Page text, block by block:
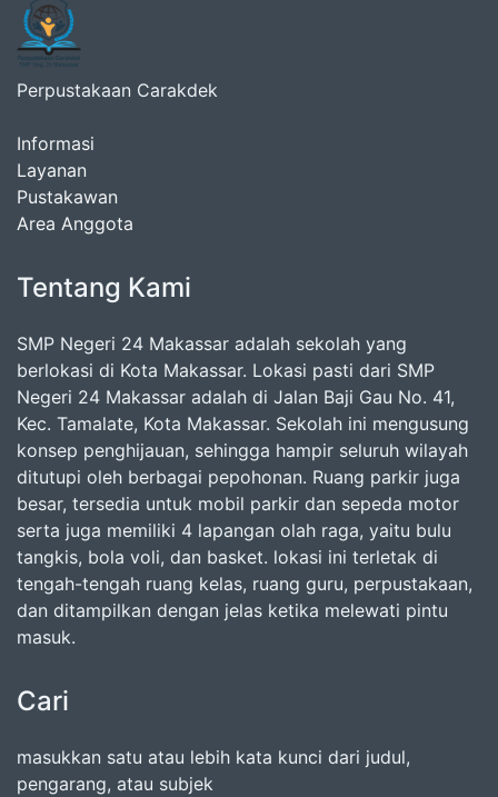
Perpustakaan Carakdek
Informasi
Layanan
Pustakawan
Area Anggota
Tentang Kami
SMP Negeri 24 Makassar adalah sekolah yang
berlokasi di Kota Makassar. Lokasi pasti dari SMP
Negeri 24 Makassar adalah di Jalan Baji Gau No. 41,
Kec. Tamalate, Kota Makassar. Sekolah ini mengusung
konsep penghijauan, sehingga hampir seluruh wilayah
ditutupi oleh berbagai pepohonan. Ruang parkir juga
besar, tersedia untuk mobil parkir dan sepeda motor
serta juga memiliki 4 lapangan olah raga, yaitu bulu
tangkis, bola voli, dan basket. lokasi ini terletak di
tengah-tengah ruang kelas, ruang guru, perpustakaan,
dan ditampilkan dengan jelas ketika melewati pintu
masuk.
Cari
masukkan satu atau lebih kata kunci dari judul,
pengarang, atau subjek